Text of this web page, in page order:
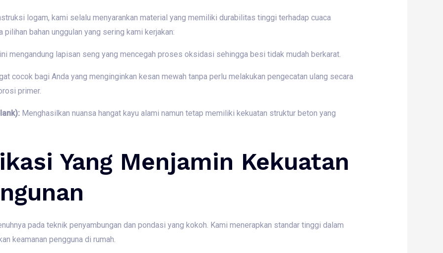
logam, kami selalu menyarankan material yang memiliki durabilitas tinggi terhadap cuaca
bahan unggulan yang sering kami kerjakan:
mengandung lapisan seng yang mencegah proses oksidasi sehingga besi tidak mudah berkarat.
cocok bagi Anda yang menginginkan kesan mewah tanpa perlu melakukan pengecatan ulang secara
primer.
Menghasilkan nuansa hangat kayu alami namun tetap memiliki kekuatan struktur beton yang
Yang Menjamin Kekuatan
pada teknik penyambungan dan pondasi yang kokoh. Kami menerapkan standar tinggi dalam
keamanan pengguna di rumah.